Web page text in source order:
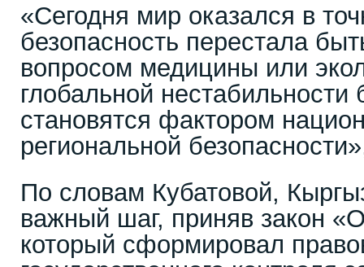
«Сегодня мир оказался в
безопасность перестала
вопросом медицины или
глобальной нестабильности
становятся фактором
региональной
По словам Кубатовой,
важный шаг, приняв закон
который сформировал